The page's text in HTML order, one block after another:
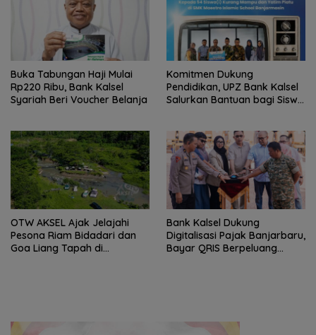
Buka Tabungan Haji Mulai
Rp220 Ribu, Bank Kalsel
Syariah Beri Voucher Belanja
Komitmen Dukung
Pendidikan, UPZ Bank Kalsel
Salurkan Bantuan bagi Siswa
OTW AKSEL Ajak Jelajahi
Pesona Riam Bidadari dan
Goa Liang Tapah di
Bank Kalsel Dukung
Digitalisasi Pajak Banjarbaru,
Bayar QRIS Berpeluang